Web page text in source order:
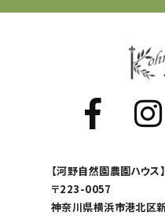
【河野自然園農園ハウス】
〒223-0057
神奈川県横浜市港北区